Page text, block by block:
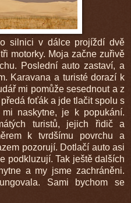
silnici v dálce projíždí dvě
motorky. Moja začne zuřivě
Poslední auto zastaví, a
Karavana a turisté dorazí k
mi pomůže sesednout a z
foťák a jde tlačit spolu s
naskytne, je k popukání.
turistů, jejich řidič a
k tvrdšímu povrchu a
pozorují. Dotlačí auto asi
podkluzují. Tak ještě dalších
a my jsme zachráněni.
Sami bychom se